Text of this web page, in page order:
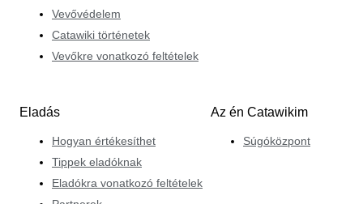
Vevővédelem
Catawiki történetek
Vevőkre vonatkozó feltételek
Eladás
Hogyan értékesíthet
Tippek eladóknak
Eladókra vonatkozó feltételek
Az én Catawikim
Súgóközpont